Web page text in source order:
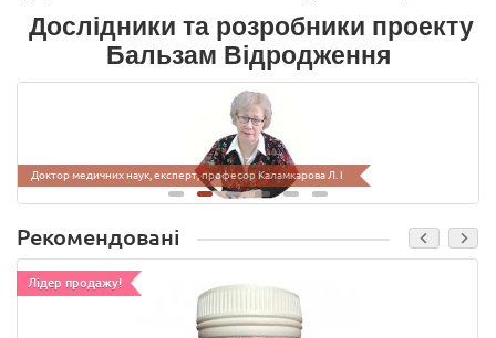
Дослідники та розробники проекту
Бальзам Відродження
Доктор медичних наук, експерт, професор Каламкарова Л. І
Доктор біологічних наук, винахідник, професор Синявський Ю. А
Рекомендовані
Лідер продажу!